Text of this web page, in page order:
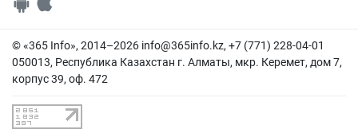
© «365 Info», 2014–2026 info@365info.kz, +7 (771) 228-04-01
050013, Республика Казахстан г. Алматы, мкр. Керемет, дом 7,
корпус 39, оф. 472